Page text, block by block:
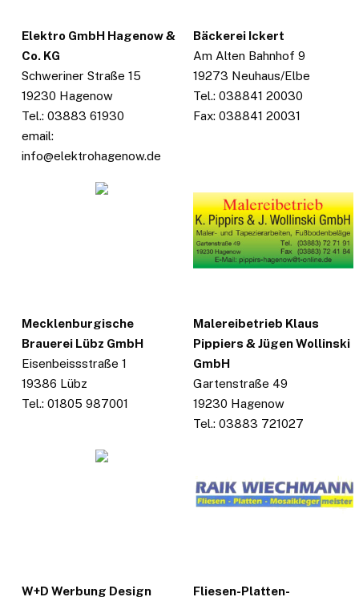
Elektro GmbH Hagenow &
Co. KG
Schweriner Straße 15
19230 Hagenow
Tel.: 03883 61930
email:
info@elektrohagenow.de
Bäckerei Ickert
Am Alten Bahnhof 9
19273 Neuhaus/Elbe
Tel.: 038841 20030
Fax: 038841 20031
Mecklenburgische
Brauerei Lübz GmbH
Eisenbeissstraße 1
19386 Lübz
Tel.: 01805 987001
Malereibetrieb Klaus
Pippiers & Jügen Wollinski
GmbH
Gartenstraße 49
19230 Hagenow
Tel.: 03883 721027
W+D Werbung Design Fliesen-Platten-